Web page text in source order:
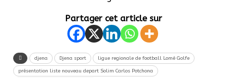
Partager cet article sur
djena Djena sport ligue regionale de football Lomé Golfe
présentation liste nouveau depart Solim Carlos Potchona